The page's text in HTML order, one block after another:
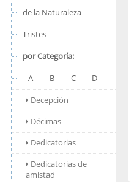
de la Naturaleza
Tristes
por Categoría:
A
B C
D
Decepción
Décimas
Dedicatorias
Dedicatorias de
amistad